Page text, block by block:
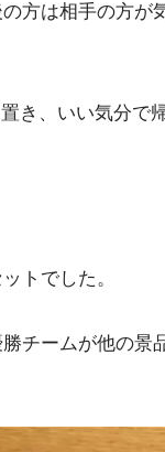
方は相手の方が
き、いい気分で
トでした。
チームが他の景